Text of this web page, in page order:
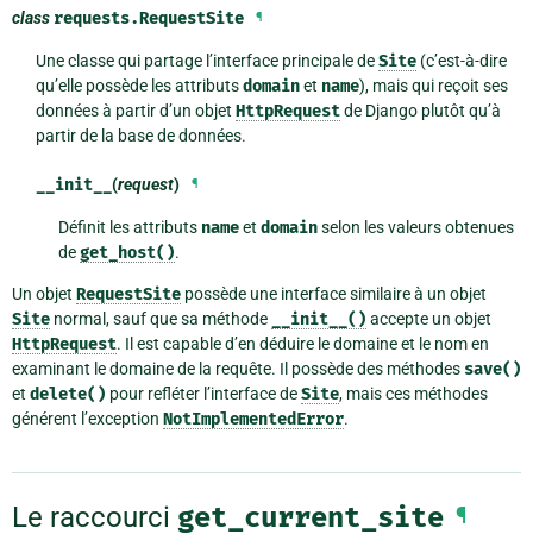
class requests.RequestSite ¶
Une classe qui partage l’interface principale deSite(c’est-à-dire
qu’elle possède les attributsdomainet name), mais qui reçoit ses
données à partir d’un objet HttpRequestde Django plutôt qu’à
partir de la base de données.
__init__ (request) ¶
Définit les attributs nameetdomainselon les valeurs obtenues
deget_host().
Un objet RequestSite possède une interface similaire à un objet
Site normal, sauf que sa méthode __init__() accepte un objet
HttpRequest. Il est capable d’en déduire le domaine et le nom en
examinant le domaine de la requête. Il possède des méthodes save()
et delete() pour refléter l’interface deSite, mais ces méthodes
générent l’exception NotImplementedError.
Le raccourci get_current_site ¶